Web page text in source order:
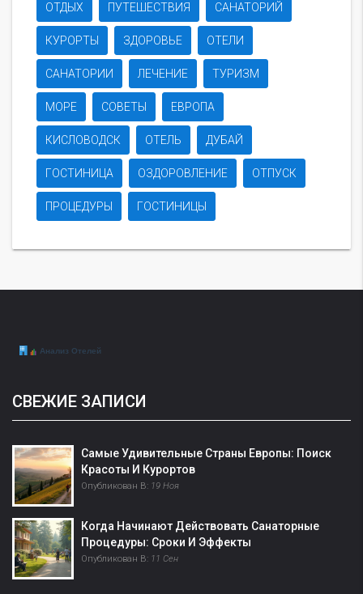
ОТДЫХ ПУТЕШЕСТВИЯ САНАТОРИЙ
КУРОРТЫ ЗДОРОВЬЕ ОТЕЛИ
САНАТОРИИ ЛЕЧЕНИЕ ТУРИЗМ
МОРЕ СОВЕТЫ ЕВРОПА
КИСЛОВОДСК ОТЕЛЬ ДУБАЙ
ГОСТИНИЦА ОЗДОРОВЛЕНИЕ ОТПУСК
ПРОЦЕДУРЫ ГОСТИНИЦЫ
СВЕЖИЕ ЗАПИСИ
Самые Удивительные Страны Европы: Поиск
Красоты И Курортов
Опубликован В: 19 Ноя
Когда Начинают Действовать Санаторные
Процедуры: Сроки И Эффекты
Опубликован В: 11 Сен